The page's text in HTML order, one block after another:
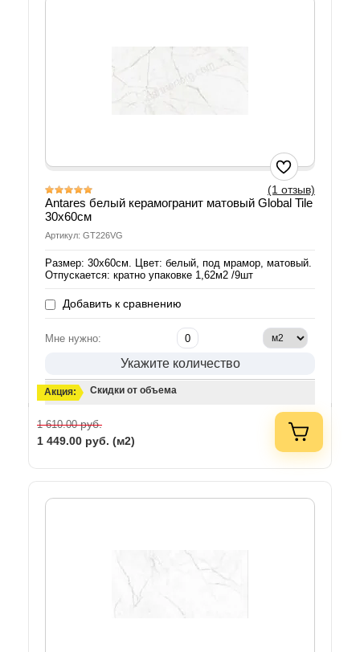
(1 отзыв)
Antares белый керамогранит матовый Global Tile
30х60см
Артикул: GT226VG
Размер: 30х60см. Цвет: белый, под мрамор, матовый.
Отпускается: кратно упаковке 1,62м2 /9шт
Добавить к сравнению
Мне нужно:
Укажите количество
Акция: Скидки от объема
1 610.00руб.
1 449.00 руб. (м2)